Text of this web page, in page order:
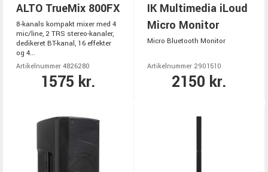
ALTO TrueMix 800FX
8-kanals kompakt mixer med 4
mic/line, 2 TRS stereo-kanaler,
dedikeret BT-kanal, 16 effekter
og 4...
Artikelnummer 4826280
1575 kr.
IK Multimedia iLoud
Micro Monitor
Micro Bluetooth Monitor
Artikelnummer 2901510
2150 kr.